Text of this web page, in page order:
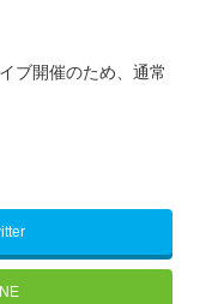
ブ開催のため、通常